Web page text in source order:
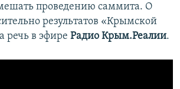
проведению саммита. О
результатов «Крымской
речь в эфире Радио Крым.Реалии.